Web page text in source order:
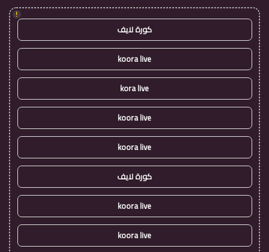
!
كورة لايف
koora live
kora live
koora live
koora live
كورة لايف
koora live
koora live